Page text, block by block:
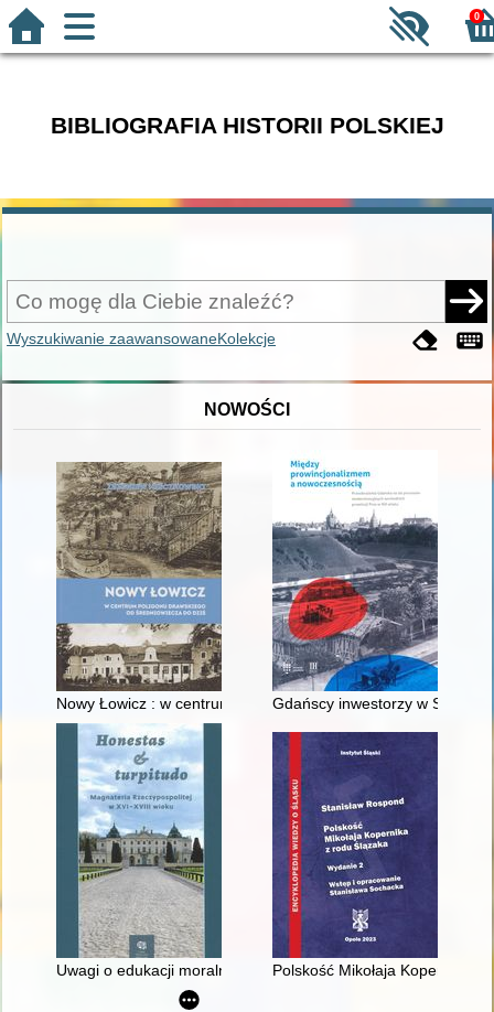
0
BIBLIOGRAFIA HISTORII POLSKIEJ
Wyszukiwanie zaawansowaneKolekcje
NOWOŚCI
Nowy Łowicz : w centrum poligonu drawskiego od
Gdańscy inwestorzy w
Uwagi o edukacji moralnej synów szlacheckich w XVI-
Polskość Mikołaja Kopernika z